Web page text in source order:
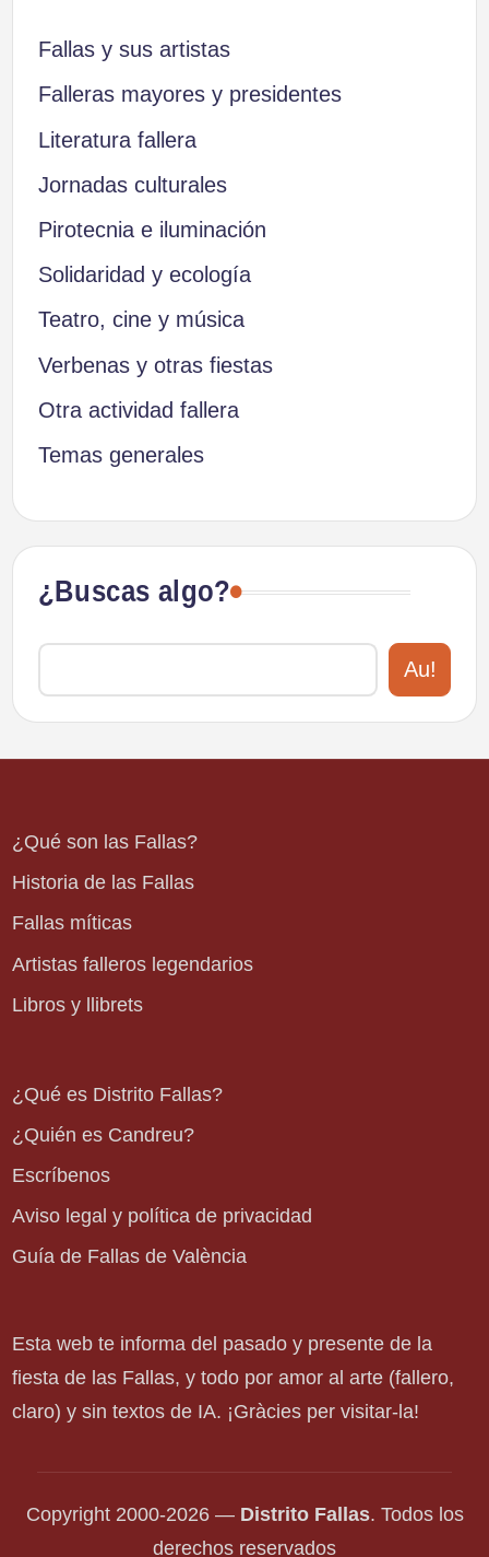
Fallas y sus artistas
Falleras mayores y presidentes
Literatura fallera
Jornadas culturales
Pirotecnia e iluminación
Solidaridad y ecología
Teatro, cine y música
Verbenas y otras fiestas
Otra actividad fallera
Temas generales
¿Buscas algo?
Au!
¿Qué son las Fallas?
Historia de las Fallas
Fallas míticas
Artistas falleros legendarios
Libros y llibrets
¿Qué es Distrito Fallas?
¿Quién es Candreu?
Escríbenos
Aviso legal y política de privacidad
Guía de Fallas de València
Esta web te informa del pasado y presente de la
fiesta de las Fallas, y todo por amor al arte (fallero,
claro) y sin textos de IA. ¡Gràcies per visitar-la!
Copyright 2000-2026 — Distrito Fallas. Todos los
derechos reservados